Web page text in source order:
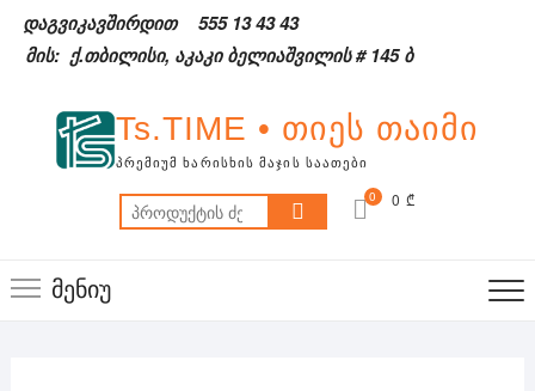
content
დაგვიკავშირდით
555 13 43 43
მის: ქ.თბილისი, აკაკი ბელიაშვილის # 145 ბ
Ts.TIME • თიეს თაიმი
ᲞᲠᲔᲛᲘᲣᲛ ᲮᲐᲠᲘᲡᲮᲘᲡ ᲛᲐᲯᲘᲡ ᲡᲐᲐᲗᲔᲑᲘ
ძებნა: 0 0 ₾
მენიუ